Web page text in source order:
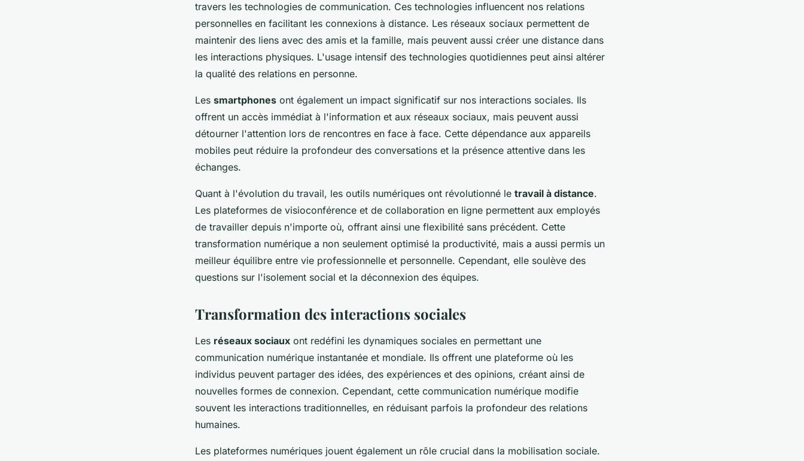
travers les technologies de communication. Ces technologies influencent nos relations
personnelles en facilitant les connexions à distance. Les réseaux sociaux permettent de
maintenir des liens avec des amis et la famille, mais peuvent aussi créer une distance dans
les interactions physiques. L'usage intensif des technologies quotidiennes peut ainsi altérer
la qualité des relations en personne.
Les smartphones ont également un impact significatif sur nos interactions sociales. Ils
offrent un accès immédiat à l'information et aux réseaux sociaux, mais peuvent aussi
détourner l'attention lors de rencontres en face à face. Cette dépendance aux appareils
mobiles peut réduire la profondeur des conversations et la présence attentive dans les
échanges.
Quant à l'évolution du travail, les outils numériques ont révolutionné le travail à distance.
Les plateformes de visioconférence et de collaboration en ligne permettent aux employés
de travailler depuis n'importe où, offrant ainsi une flexibilité sans précédent. Cette
transformation numérique a non seulement optimisé la productivité, mais a aussi permis un
meilleur équilibre entre vie professionnelle et personnelle. Cependant, elle soulève des
questions sur l'isolement social et la déconnexion des équipes.
Transformation des interactions sociales
Les réseaux sociaux ont redéfini les dynamiques sociales en permettant une
communication numérique instantanée et mondiale. Ils offrent une plateforme où les
individus peuvent partager des idées, des expériences et des opinions, créant ainsi de
nouvelles formes de connexion. Cependant, cette communication numérique modifie
souvent les interactions traditionnelles, en réduisant parfois la profondeur des relations
humaines.
Les plateformes numériques jouent également un rôle crucial dans la mobilisation sociale.